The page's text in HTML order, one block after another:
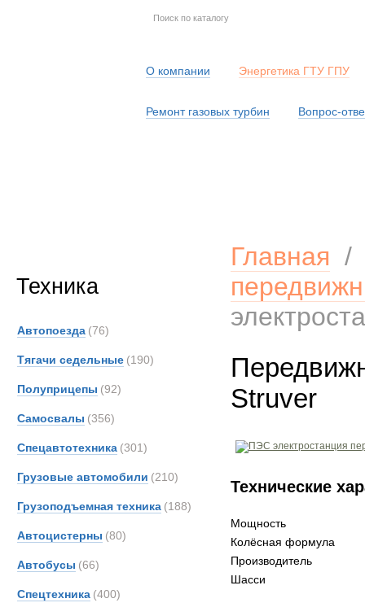
О компании Энергетика ГТУ ГПУ
Ремонт газовых турбин Вопрос-
Техника
Автопоезда (76)
Тягачи седельные (190)
Полуприцепы (92)
Самосвалы (356)
Спецавтотехника (301)
Грузовые автомобили (210)
Грузоподъемная техника (188)
Автоцистерны (80)
Автобусы (66)
Спецтехника (400)
Главная
Struver
Технические
Мощность
Колёсная формула
Производитель
Шасси